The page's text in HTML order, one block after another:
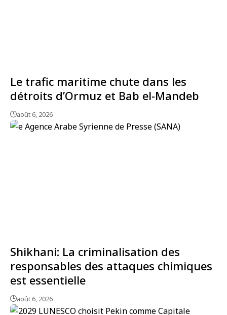
Le trafic maritime chute dans les
détroits d’Ormuz et Bab el-Mandeb
août 6, 2026
Shikhani: La criminalisation des
responsables des attaques chimiques
est essentielle
août 6, 2026